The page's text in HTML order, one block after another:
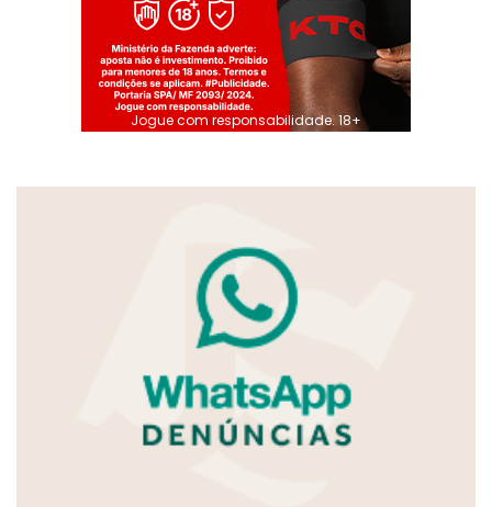
Jogue com responsabilidade. 18+